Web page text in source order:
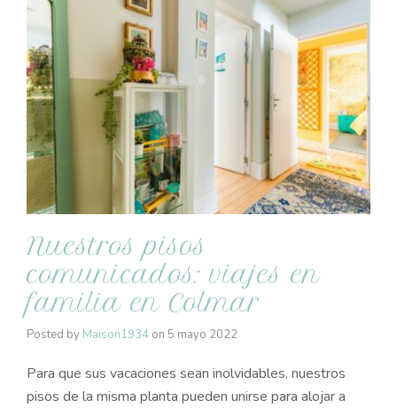
Nuestros pisos
comunicados: viajes en
familia en Colmar
Posted by Maison1934 on 5 mayo 2022
Para que sus vacaciones sean inolvidables, nuestros
pisos de la misma planta pueden unirse para alojar a